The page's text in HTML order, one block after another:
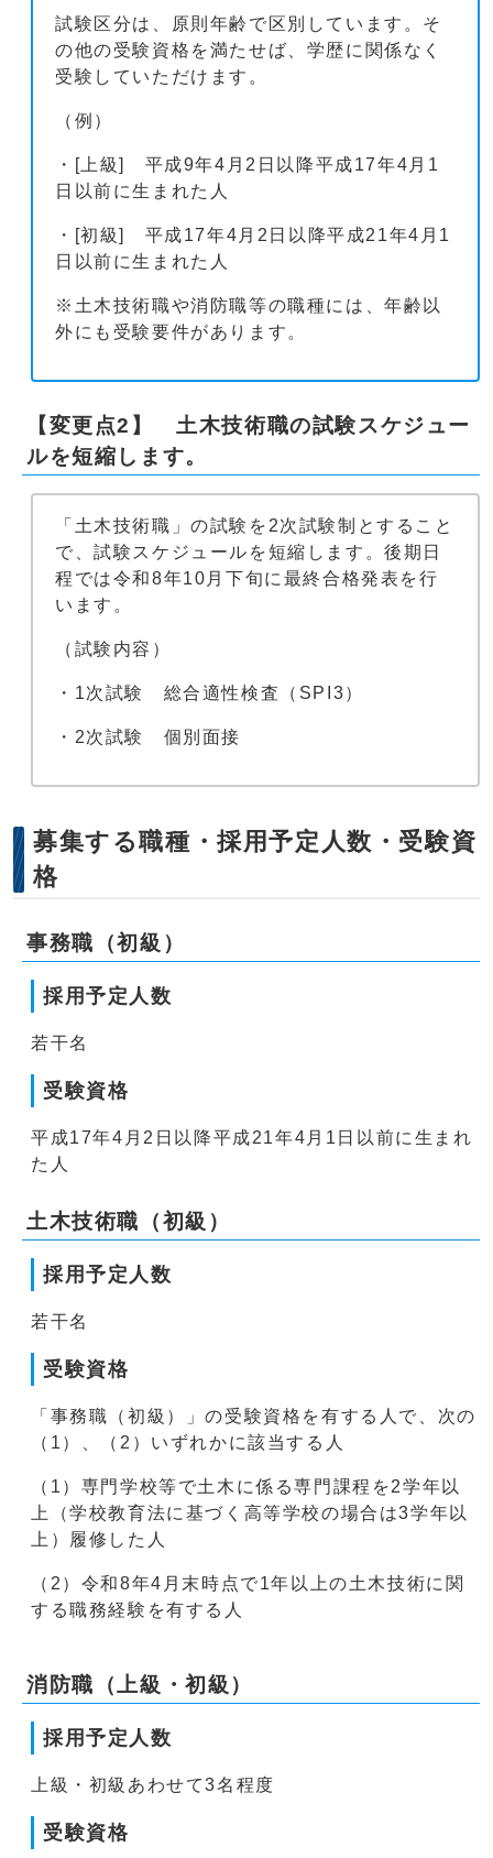
試験区分は、原則年齢で区別しています。そ
の他の受験資格を満たせば、学歴に関係なく
受験していただけます。
（例）
・[上級] 平成9年4月2日以降平成17年4月1
日以前に生まれた人
・[初級] 平成17年4月2日以降平成21年4月1
日以前に生まれた人
※土木技術職や消防職等の職種には、年齢以
外にも受験要件があります。
【変更点2】 土木技術職の試験スケジュー
ルを短縮します。
「土木技術職」の試験を2次試験制とすること
で、試験スケジュールを短縮します。後期日
程では令和8年10月下旬に最終合格発表を行
います。
（試験内容）
・1次試験 総合適性検査（SPI3）
・2次試験 個別面接
募集する職種・採用予定人数・受験資
格
事務職（初級）
採用予定人数
若干名
受験資格
平成17年4月2日以降平成21年4月1日以前に生まれ
た人
土木技術職（初級）
採用予定人数
若干名
受験資格
「事務職（初級）」の受験資格を有する人で、次の
（1）、（2）いずれかに該当する人
（1）専門学校等で土木に係る専門課程を2学年以
上（学校教育法に基づく高等学校の場合は3学年以
上）履修した人
（2）令和8年4月末時点で1年以上の土木技術に関
する職務経験を有する人
消防職（上級・初級）
採用予定人数
上級・初級あわせて3名程度
受験資格